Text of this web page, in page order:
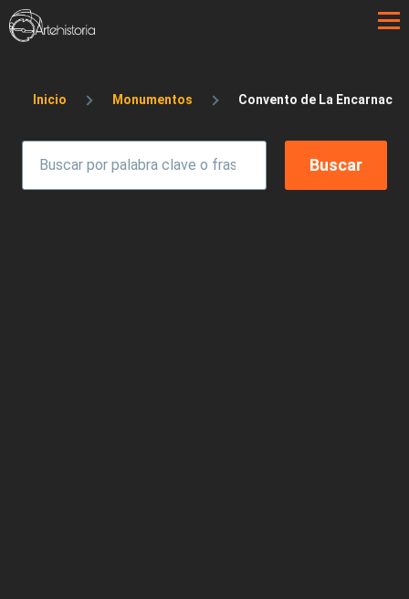
Pasar al contenido principal
Sobrescribir enlaces de ayuda a la
Inicio Monumentos Convento de La